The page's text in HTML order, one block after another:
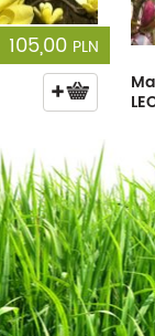
105,00 PLN